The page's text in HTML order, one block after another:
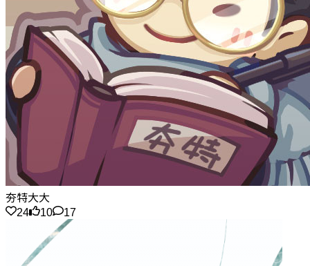
夯特大大
24
10 17